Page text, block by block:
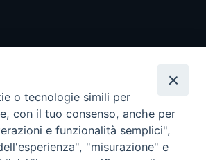
o tecnologie simili per
con il tuo consenso, anche per
e funzionalità semplici",
"misurazione" e